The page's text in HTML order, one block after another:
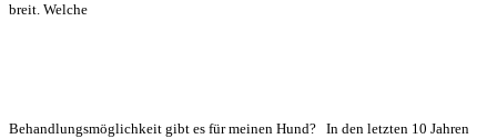
breit. Welche
Behandlungsmöglichkeit gibt es für meinen Hund? In den letzten 10 Jahren